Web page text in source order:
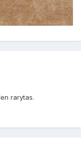
rarytas.